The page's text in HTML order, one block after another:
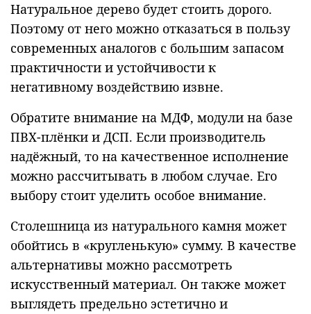
Натуральное дерево будет стоить дорого.
Поэтому от него можно отказаться в пользу
современных аналогов с большим запасом
практичности и устойчивости к
негативному воздействию извне.
Обратите внимание на МДФ, модули на базе
ПВХ-плёнки и ДСП. Если производитель
надёжный, то на качественное исполнение
можно рассчитывать в любом случае. Его
выбору стоит уделить особое внимание.
Столешница из натурального камня может
обойтись в «кругленькую» сумму. В качестве
альтернативы можно рассмотреть
искусственный материал. Он также может
выглядеть предельно эстетично и